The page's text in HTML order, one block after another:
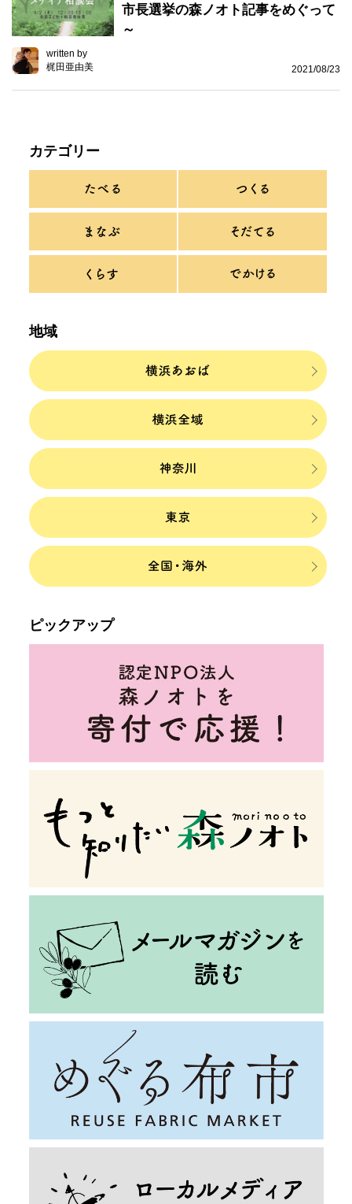
市長選挙の森ノオト記事をめぐって
～
written by
梶田亜由美
2021/08/23
カテゴリー
地域
ピックアップ